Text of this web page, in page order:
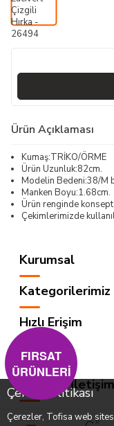
Çerez Politikası
Çerezler, Tofisa web
0
Ürün Açıklaması
Kumaş:TRİKO/ÖRME
Ürün Uzunluk:82cm.
Modelin Bedeni:38/M
Manken Boyu:1.68cm.
Ürün renginde
Çekimlerimizde
Kurumsal
Kategorilerimiz
Hızlı Erişim
Sosyal
Adres & İletişim
FIRSAT
ÜRÜNLERİ